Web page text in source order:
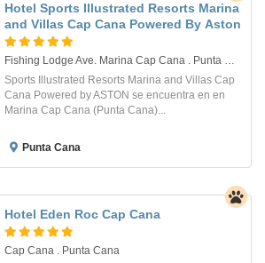
Hotel Sports Illustrated Resorts Marina
and Villas Cap Cana Powered By Aston
Fishing Lodge Ave. Marina Cap Cana . Punta Cana
Sports Illustrated Resorts Marina and Villas Cap
Cana Powered by ASTON se encuentra en en
Marina Cap Cana (Punta Cana)...
Punta Cana
Hotel Eden Roc Cap Cana
Cap Cana . Punta Cana